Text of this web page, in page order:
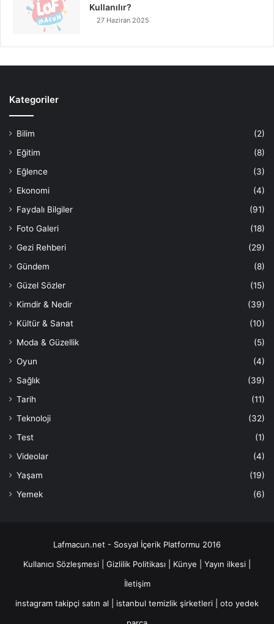
Kullanılır?
27 Haziran 2025
Kategoriler
Bilim
(2)
Eğitim
(8)
Eğlence
(3)
Ekonomi
(4)
Faydalı Bilgiler
(91)
Foto Galeri
(18)
Gezi Rehberi
(29)
Gündem
(8)
Güzel Sözler
(15)
Kimdir & Nedir
(39)
Kültür & Sanat
(10)
Moda & Güzellik
(5)
Oyun
(4)
Sağlık
(39)
Tarih
(11)
Teknoloji
(32)
Test
(1)
Videolar
(4)
Yaşam
(19)
Yemek
(6)
Lafmacun.net - Sosyal İçerik Platformu 2016
Kullanıcı Sözleşmesi
Gizlilik Politikası Künye Yayın ilkesi
İletişim
instagram takipçi satın al
istanbul temizlik şirketleri
oto yedek